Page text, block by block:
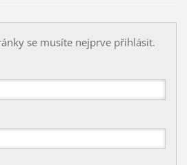
se musíte nejprve přihlásit.